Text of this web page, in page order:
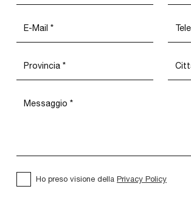
Ho preso visione della Privacy Policy